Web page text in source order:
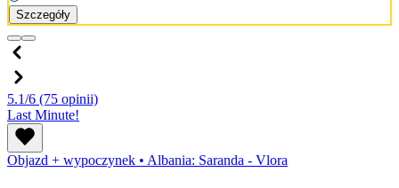
Szczegóły
5.1/6 (75 opinii)
Last Minute!
Objazd + wypoczynek • Albania: Saranda - Vlora